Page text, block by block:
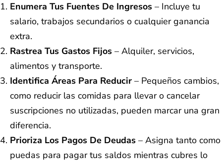
Enumera Tus Fuentes De Ingresos – Incluye tu
salario, trabajos secundarios o cualquier ganancia
extra.
Rastrea Tus Gastos Fijos – Alquiler, servicios,
alimentos y transporte.
Identifica Áreas Para Reducir – Pequeños cambios,
como reducir las comidas para llevar o cancelar
suscripciones no utilizadas, pueden marcar una gran
diferencia.
Prioriza Los Pagos De Deudas – Asigna tanto como
puedas para pagar tus saldos mientras cubres lo